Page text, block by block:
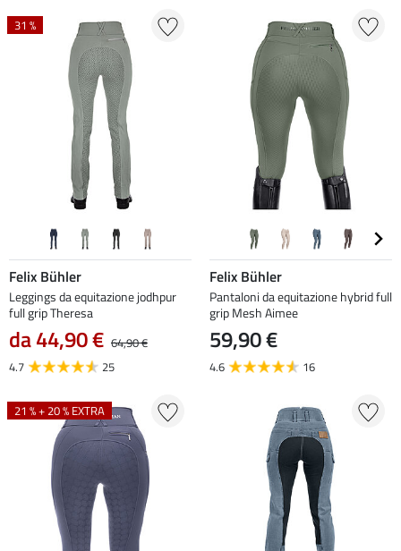
31 %
Felix Bühler
Leggings da equitazione jodhpur
full grip Theresa
da 44,90 € 64,90 €
4.7
25
Felix Bühler
Pantaloni da equitazione hybrid full
grip Mesh Aimee
59,90 €
4.6 16
21 % + 20 % EXTRA